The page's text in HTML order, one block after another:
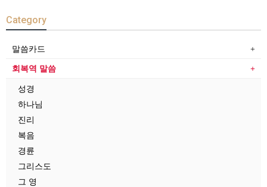
Category
말씀카드
회복역 말씀
성경
하나님
진리
복음
경륜
그리스도
그 영